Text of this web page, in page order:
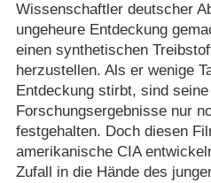
Wissenschaftler deutscher
ungeheure Entdeckung
einen synthetischen
herzustellen. Als er wenige
Entdeckung stirbt, sind
Forschungsergebnisse nur
festgehalten. Doch diesen
amerikanische CIA
Zufall in die Hände des